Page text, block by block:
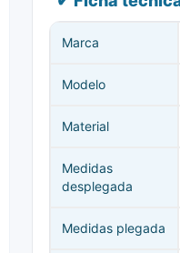
Marca
Modelo
Material
Medidas
desplegada
Medidas plegada